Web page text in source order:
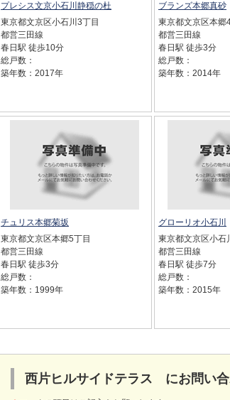
プレシス文京小石川静穏の杜
東京都文京区小石川3丁目
都営三田線
春日駅 徒歩10分
総戸数：
築年数：2017年
ブランズ本郷真砂
東京都文京区本郷
都営三田線
春日駅 徒歩3分
総戸数：
築年数：2014年
チュリス本郷菊坂
東京都文京区本郷5丁目
都営三田線
春日駅 徒歩3分
総戸数：
築年数：1999年
グローリオ小石川
東京都文京区小石
都営三田線
春日駅 徒歩7分
総戸数：
築年数：2015年
西片ヒルサイドテラス にお問い